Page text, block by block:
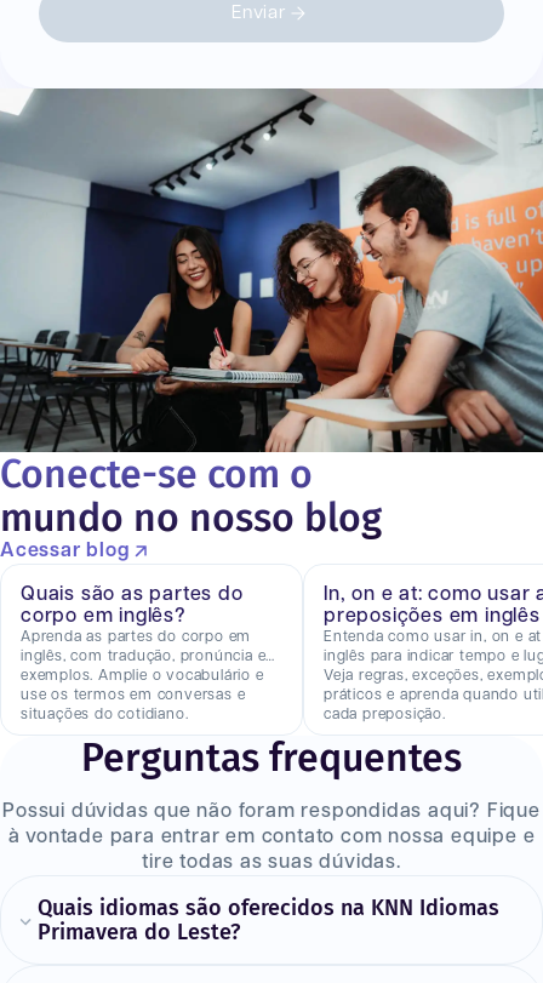
Enviar
Conecte-se com o
mundo no nosso blog
Acessar blog
Quais são as partes do
corpo em inglês?
Aprenda as partes do corpo em
inglês, com tradução, pronúncia e
exemplos. Amplie o vocabulário e
use os termos em conversas e
situações do cotidiano.
In, on e at: como usar
preposições em inglês
Entenda como usar in, on e
inglês para indicar tempo e
Veja regras, exceções,
práticos e aprenda quando
cada preposição.
Perguntas frequentes
Possui dúvidas que não foram respondidas aqui? Fique
à vontade para entrar em contato com nossa equipe e
tire todas as suas dúvidas.
Quais idiomas são oferecidos na KNN Idiomas
Primavera do Leste?